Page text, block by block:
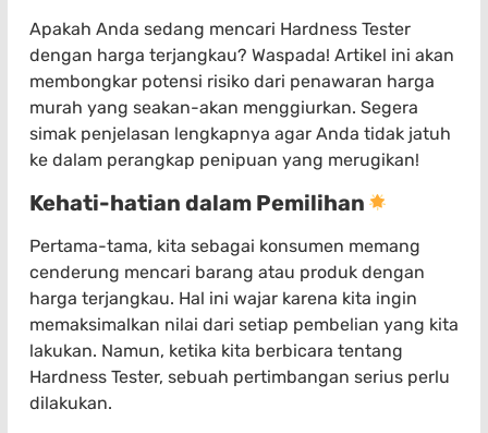
Apakah Anda sedang mencari Hardness Tester
dengan harga terjangkau? Waspada! Artikel ini akan
membongkar potensi risiko dari penawaran harga
murah yang seakan-akan menggiurkan. Segera
simak penjelasan lengkapnya agar Anda tidak jatuh
ke dalam perangkap penipuan yang merugikan!
Kehati-hatian dalam Pemilihan
Pertama-tama, kita sebagai konsumen memang
cenderung mencari barang atau produk dengan
harga terjangkau. Hal ini wajar karena kita ingin
memaksimalkan nilai dari setiap pembelian yang kita
lakukan. Namun, ketika kita berbicara tentang
Hardness Tester, sebuah pertimbangan serius perlu
dilakukan.